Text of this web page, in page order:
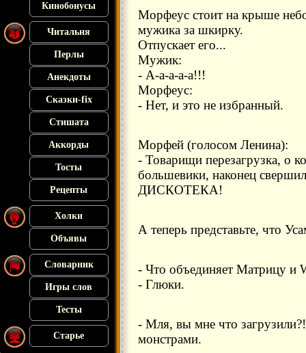
Кинобонусы
Читальня
Перлы
Анекдоты
Сказки-fix
Стишата
Аккорды
Тосты
Рецепты
Холки
Объявы
Словарник
Игры слов
Тесты
Старье
Морфеус стоит на крыше
мужика за шкирку.
Отпускает его...
Мужик:
- А-а-а-а-а!!!
Морфеус:
- Нет, и это не избранный.
Морфей (голосом Ленина):
- Товарищи перезагрузка, о
большевики, наконец
ДИСКОТЕКА!
А теперь представьте, что
- Что объединяет Матрицу и
- Глюки.
- Мля, вы мне что
монстрами.